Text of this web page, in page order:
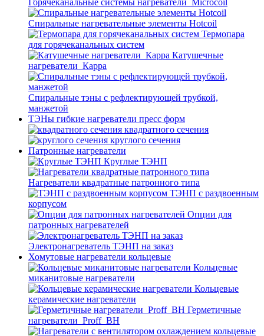
Горячеканальные системы нагреватели_Microcoil
Спиральные нагревательные элементы Hotcoil
Термопара
для горячеканальных систем
Катушечные
нагреватели_Карра
Спиральные тэны с рефлектирующей трубкой,
манжетой
ТЭНы гибкие нагреватели пресс форм
квадратного сечения
круглого сечения
Патронные нагреватели
Круглые ТЭНП
Нагреватели квадратные патронного типа
ТЭНП с раздвоенным
корпусом
Опции для
патронных нагревателей
Электронагреватель ТЭНП на заказ
Хомутовые нагреватели кольцевые
Кольцевые
миканитовые нагреватели
Кольцевые
керамические нагреватели
Герметичные
нагреватели_Proff_BH